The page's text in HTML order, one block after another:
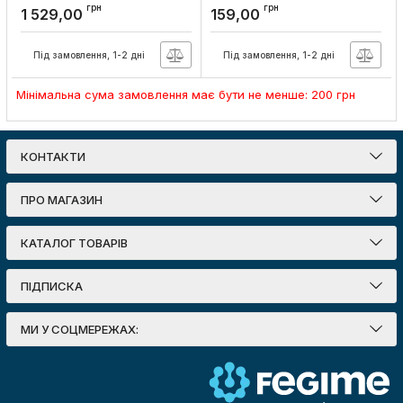
A.GLO GL-22-150 6400K
Євросвітло
1 529,00 грн
Під замовлення, 1-2 дні
GL-22-10 6400K
Євросвітло
159,00 грн
Під замовлення, 1-2 дні
Мінімальна сума замовлення має бути не менше: 200 грн
КОНТАКТИ
ПРО МАГАЗИН
КАТАЛОГ ТОВАРІВ
ПІДПИСКА
МИ У СОЦМЕРЕЖАХ: